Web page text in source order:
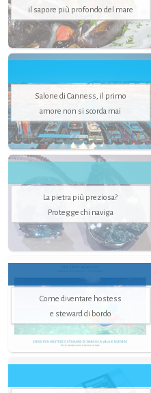
il sapore più profondo del mare
Salone di Canness, il primo
amore non si scorda mai
La pietra più preziosa?
Protegge chi naviga
Come diventare hostess
e steward di bordo